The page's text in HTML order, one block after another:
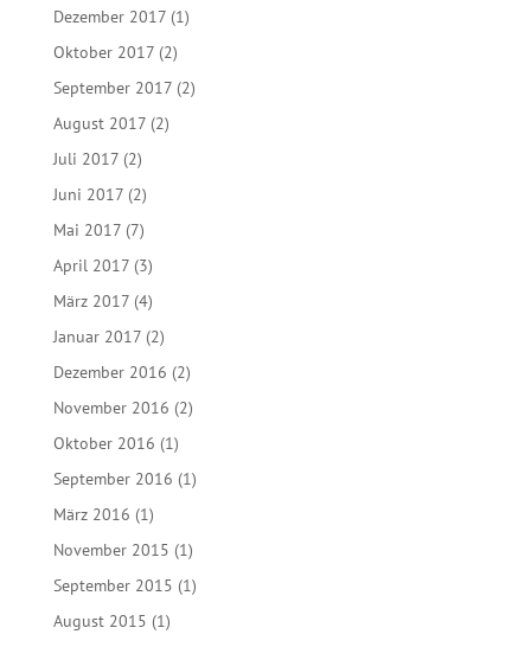
Dezember 2017(1)
Oktober 2017(2)
September 2017(2)
August 2017(2)
Juli 2017(2)
Juni 2017(2)
Mai 2017(7)
April 2017(3)
März 2017(4)
Januar 2017(2)
Dezember 2016 (2)
November 2016 (2)
Oktober 2016 (1)
September 2016 (1)
März 2016 (1)
November 2015 (1)
September 2015 (1)
August 2015 (1)